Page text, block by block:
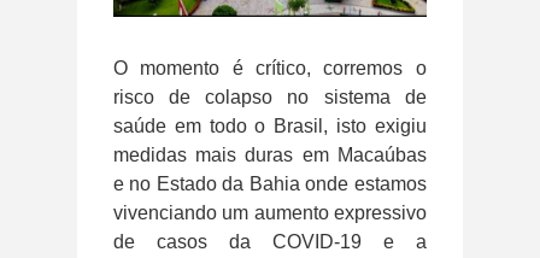
O momento é crítico, corremos o
risco de colapso no sistema de
saúde em todo o Brasil, isto exigiu
medidas mais duras em Macaúbas
e no Estado da Bahia onde estamos
vivenciando um aumento expressivo
de casos da COVID-19 e a